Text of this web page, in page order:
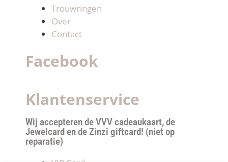
Trouwringen
Over
Contact
Facebook
Klantenservice
Wij accepteren de VVV cadeaukaart, de
Jewelcard en de Zinzi giftcard! (niet op
reparatie)